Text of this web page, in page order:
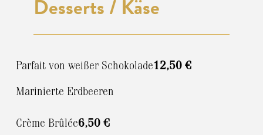
Desserts / Käse
Parfait von weißer Schokolade12,50 €
Marinierte Erdbeeren
Crème Brûlée6,50 €